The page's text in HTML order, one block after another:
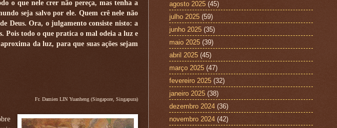
o que nele crer não pereça, mas tenha a
seja salvo por ele. Quem crê nele não
Deus. Ora, o julgamento consiste nisto: a
Pois todo o que pratica o mal odeia a luz e
da luz, para que suas ações sejam
Fr. Damien LIN Yuanheng (Singapore, Singapura)
agosto 2025 (45)
julho 2025 (59)
junho 2025 (35)
maio 2025 (39)
abril 2025 (45)
março 2025 (47)
fevereiro 2025 (32)
janeiro 2025 (38)
dezembro 2024 (36)
novembro 2024 (42)